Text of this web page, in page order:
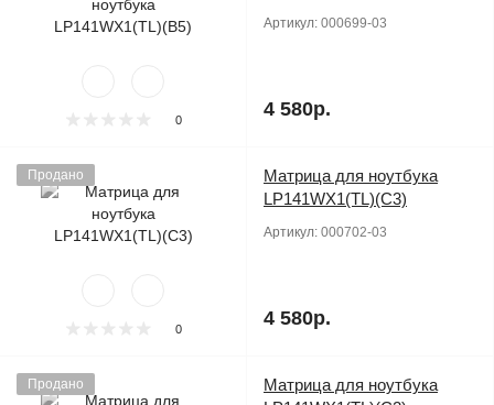
0
Артикул: 000699-03
4 580р.
Продано
0
Матрица для ноутбука
LP141WX1(TL)(C3)
Артикул: 000702-03
4 580р.
Продано
Матрица для ноутбука